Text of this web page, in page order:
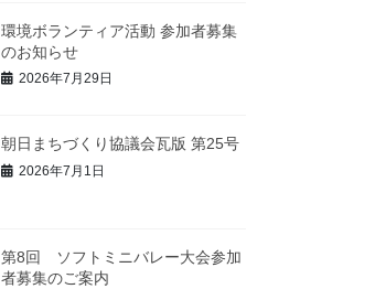
環境ボランティア活動 参加者募集
のお知らせ
2026年7月29日
朝日まちづくり協議会瓦版 第25号
2026年7月1日
第8回 ソフトミニバレー大会参加
者募集のご案内